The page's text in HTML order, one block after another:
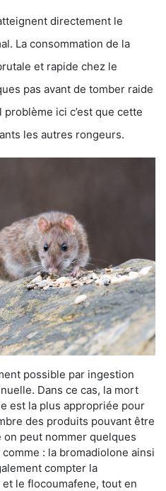
directement le
La consommation de la
et rapide chez le
pas avant de tomber raide
problème ici c’est que cette
les autres rongeurs.
possible par ingestion
Dans ce cas, la mort
est la plus appropriée pour
des produits pouvant être
peut nommer quelques
: la bromadiolone ainsi
compter la
le flocoumafene, tout en